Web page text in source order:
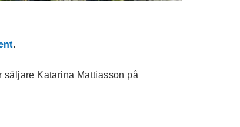
.
säljare Katarina Mattiasson på